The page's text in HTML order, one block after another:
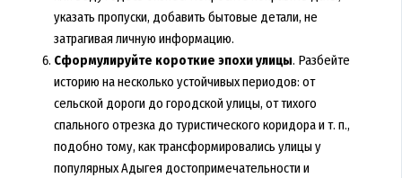
указать пропуски, добавить бытовые детали, не
затрагивая личную информацию.
Сформулируйте короткие эпохи улицы. Разбейте
историю на несколько устойчивых периодов: от
сельской дороги до городской улицы, от тихого
спального отрезка до туристического коридора и т. п.,
подобно тому, как трансформировались улицы у
популярных Адыгея достопримечательности и